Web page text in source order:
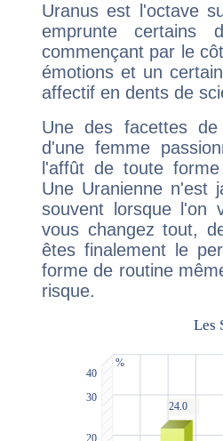
Uranus est l'octave
emprunte
commençant par le
émotions et un
affectif en dents de
Une des facettes
d'une femme
l'affût de toute
Une Uranienne n'est
souvent lorsque l'on
vous changez tout,
êtes finalement le
forme de routine
risque.